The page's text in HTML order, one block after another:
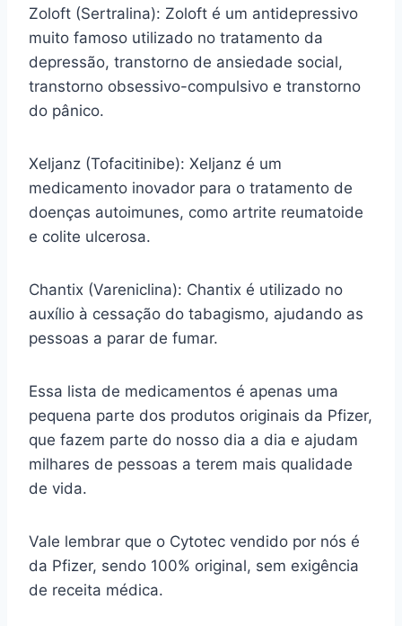
Zoloft (Sertralina): Zoloft é um antidepressivo
muito famoso utilizado no tratamento da
depressão, transtorno de ansiedade social,
transtorno obsessivo-compulsivo e transtorno
do pânico.
Xeljanz (Tofacitinibe): Xeljanz é um
medicamento inovador para o tratamento de
doenças autoimunes, como artrite reumatoide
e colite ulcerosa.
Chantix (Vareniclina): Chantix é utilizado no
auxílio à cessação do tabagismo, ajudando as
pessoas a parar de fumar.
Essa lista de medicamentos é apenas uma
pequena parte dos produtos originais da Pfizer,
que fazem parte do nosso dia a dia e ajudam
milhares de pessoas a terem mais qualidade
de vida.
Vale lembrar que o Cytotec vendido por nós é
da Pfizer, sendo 100% original, sem exigência
de receita médica.